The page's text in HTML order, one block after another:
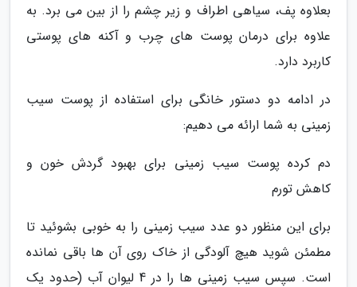
بعلاوه پف، سیاهی اطراف و زیر چشم را از بین می برد. به
علاوه برای درمان پوست های چرب و آکنه های پوستی
کاربرد دارد.
در ادامه دو دستور خانگی برای استفاده از پوست سیب
زمینی به شما ارائه می دهیم:
دم کرده پوست سیب زمینی برای بهبود گردش خون و
کاهش تورم
برای این منظور دو عدد سیب زمینی را به خوبی بشوئید تا
مطمئن شوید هیچ آلودگی از خاک روی آن ها باقی نمانده
است. سپس سیب زمینی ها را در 4 لیوان آب (حدود یک